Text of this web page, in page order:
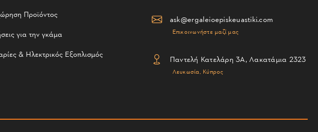
Προϊόντος
για την γκάμα
& Ηλεκτρικός Εξοπλισμός
ask@ergaleioepiskeuastiki.com
Επικοινωνήστε μαζί μας
Παντελή Κατελάρη 3Α, Λακατάμια 2323
Λευκωσία, Κύπρος